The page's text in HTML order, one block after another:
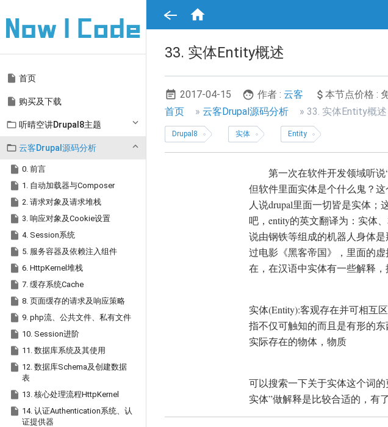
内

Main
navigation
 首页
 购买及下载
 听晴空讲Drupal8主题
 云客Drupal源码分析
 0. 前言
 1. 自动加载器与Composer
 2. 请求对象及请求堆栈
 3. 响应对象及Cookie设置
 4. Session系统
 5. 服务容器及依赖注入组件
 6. HttpKernel堆栈
 7. 缓存系统Cache
 8. 页面缓存的请求及响应策略
 9. php流、公共文件、私有文件
 10. Session进阶
 11. 数据库系统及其使用
 12. 数据库Schema及创建数据
表
 13. 核心处理流程HttpKernel
 14. 认证Authentication系统、认
证提供器
33. 实体Entity概述
2017-04-15 作者 : 云客 本节点价格 :
面
包
屑
首页 云客Drupal源码分析 33. 实体Entity概述
Drupal8 实体 Entity
第一次在软件开发领域听
但软件里面实体是个什么鬼？
人说drupal里面一切皆是实体
吧，entity的英文翻译为：实体
说由钢铁等组成的机器人身体
过电影《黑客帝国》，里面的
在，在汉语中实体有一些解释，
实体(Entity):客观存在并可相互
指不仅可触知的而且是有形的东
实际存在的物体，物质
可以搜索一下关于实体这个词
实体”做解释是比较合适的，有